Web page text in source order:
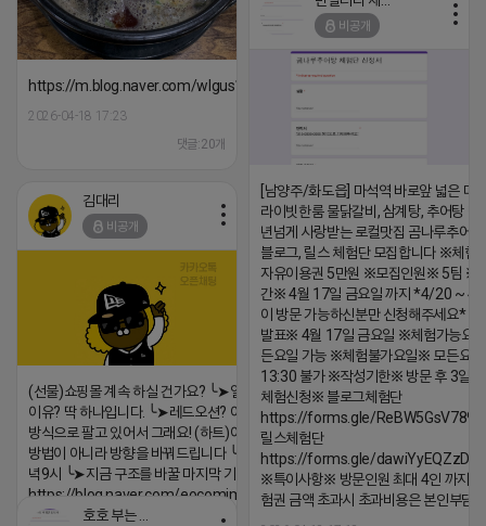
2026-04-18 17:26
https://m.blog.naver.com/wlgus1647/224253846149
2026-04-18 17:23
댓글:20개
비공개
[남양주/화도읍] 마석역 바로앞 넓은 매
라이빗한룸 물닭갈비, 삼계탕, 추어탕 맛
년넘게 사랑받는 로컬맛집 곰나루추어
블로그, 릴스 체험단 모집합니다 ※체험
자유이용권 5만원 ※모집인원※ 5팀 ※
간※ 4월 17일 금요일 까지 *4/20 ~ 4/
이 방문 가능하신분만 신청해주세요* ※
발표※ 4월 17일 금요일 ※체험가능요
든요일 가능 ※체험불가요일※ 모든요
13:30 불가 ※작성기한※ 방문 후 3일
체험신청※ 블로그체험단
https://forms.gle/
릴스체험단
https://forms.gle/
※특이사항※ 방문인원 최대 4인 까지
험권 금액 초과시 초과비용은 본인부담
김대리
비공개
(선물)쇼핑몰 계속 하실 건가요? ╰➤열심히 해도 안되는
이유? 딱 하나입니다. ╰➤레드오션? 아니요! ╰➤모두 같은
방식으로 팔고 있어서 그래요! (하트)이번엔 다릅니다. ╰➤
방법이 아니라 방향을 바꿔드립니다 ╰➤4월 21일(화) 저
녁9시 ╰➤지금 구조를 바꿀 마지막 기회
https://blog.naver.com/eocomim/224250518436